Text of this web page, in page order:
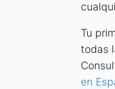
Tu
todas
en